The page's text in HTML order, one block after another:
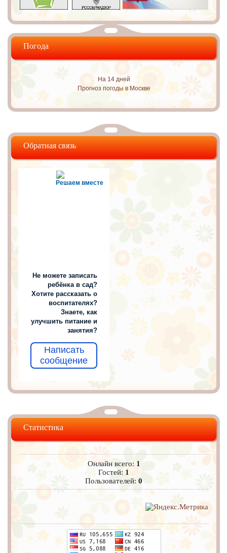
Погода
На 14 дней
Прогноз погоды в Москве
Обратная связь
Решаем вместе
Не можете записать
ребёнка в сад?
Хотите рассказать о
воспитателях?
Знаете, как
улучшить питание и
занятия?
Написать
сообщение
Статистика
Онлайн всего: 1
Гостей: 1
Пользователей:0